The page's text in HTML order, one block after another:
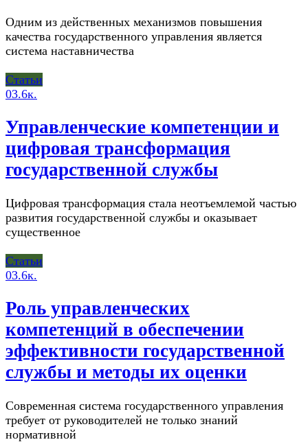
Одним из действенных механизмов повышения
качества государственного управления является
система наставничества
Статьи
03.6к.
Управленческие компетенции и
цифровая трансформация
государственной службы
Цифровая трансформация стала неотъемлемой частью
развития государственной службы и оказывает
существенное
Статьи
03.6к.
Роль управленческих
компетенций в обеспечении
эффективности государственной
службы и методы их оценки
Современная система государственного управления
требует от руководителей не только знаний
нормативной